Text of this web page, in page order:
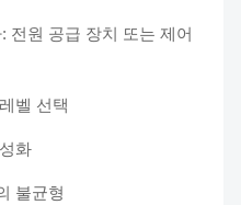
전원 공급 장치 또는 제어
벨 선택
화
불균형